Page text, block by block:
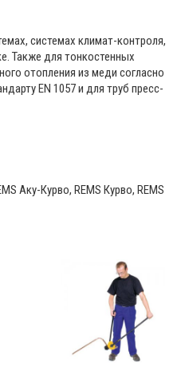
системах климат-контроля,
Также для тонкостенных
отопления из меди согласно
EN 1057 и для труб пресс-
Аку-Курво, REMS Курво, REMS